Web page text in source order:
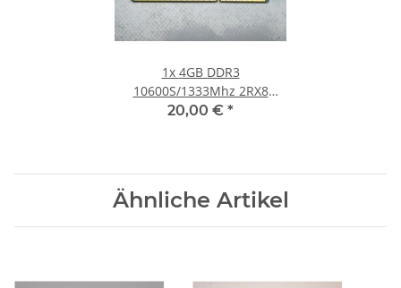
1x 4GB DDR3
10600S/1333Mhz 2RX8
Notebook SO-DIMM RAM
20,00 € *
Ähnliche Artikel